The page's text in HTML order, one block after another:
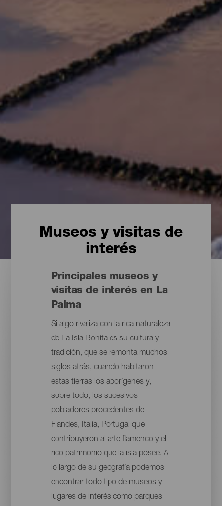
Museos y visitas de
interés
Principales museos y
visitas de interés en La
Palma
Si algo rivaliza con la rica naturaleza
de La Isla Bonita es su cultura y
tradición, que se remonta muchos
siglos atrás, cuando habitaron
estas tierras los aborígenes y,
sobre todo, los sucesivos
pobladores procedentes de
Flandes, Italia, Portugal que
contribuyeron al arte flamenco y el
rico patrimonio que la isla posee. A
lo largo de su geografía podemos
encontrar todo tipo de museos y
lugares de interés como parques